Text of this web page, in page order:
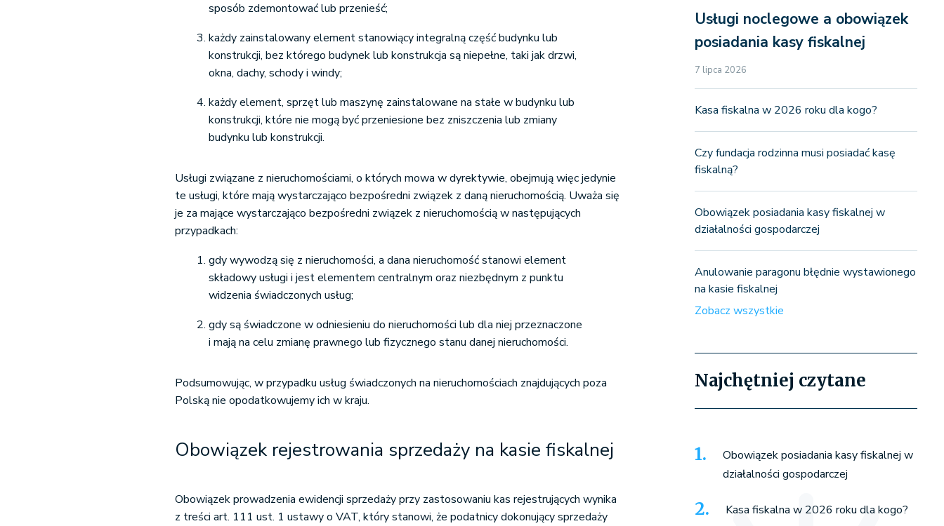
sposób zdemontować lub przenieść;
każdy zainstalowany element stanowiący integralną część budynku lub
konstrukcji, bez którego budynek lub konstrukcja są niepełne, taki jak drzwi,
okna, dachy, schody i windy;
każdy element, sprzęt lub maszynę zainstalowane na stałe w budynku lub
konstrukcji, które nie mogą być przeniesione bez zniszczenia lub zmiany
budynku lub konstrukcji.
Usługi związane z nieruchomościami, o których mowa w dyrektywie, obejmują więc jedynie
te usługi, które mają wystarczająco bezpośredni związek z daną nieruchomością. Uważa się
je za mające wystarczająco bezpośredni związek z nieruchomością w następujących
przypadkach:
gdy wywodzą się z nieruchomości, a dana nieruchomość stanowi element
składowy usługi i jest elementem centralnym oraz niezbędnym z punktu
widzenia świadczonych usług;
gdy są świadczone w odniesieniu do nieruchomości lub dla niej przeznaczone
i mają na celu zmianę prawnego lub fizycznego stanu danej nieruchomości.
Podsumowując, w przypadku usług świadczonych na nieruchomościach znajdujących poza
Polską nie opodatkowujemy ich w kraju.
Obowiązek rejestrowania sprzedaży na kasie fiskalnej
Obowiązek prowadzenia ewidencji sprzedaży przy zastosowaniu kas rejestrujących wynika
z treści art. 111 ust. 1 ustawy o VAT, który stanowi, że podatnicy dokonujący sprzedaży
Usługi noclegowe a obowiązek
posiadania kasy fiskalnej
7 lipca 2026
Kasa fiskalna w 2026 roku dla kogo?
Czy fundacja rodzinna musi posiadać kasę
fiskalną?
Obowiązek posiadania kasy fiskalnej w
działalności gospodarczej
Anulowanie paragonu błędnie wystawionego
na kasie fiskalnej
Zobacz wszystkie
Najchętniej czytane
Obowiązek posiadania kasy fiskalnej w
działalności gospodarczej
Kasa fiskalna w 2026 roku dla kogo?